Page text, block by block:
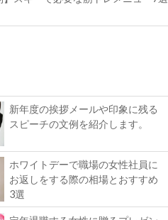
新年度の挨拶メールや印象に残る
スピーチの文例を紹介します。
ホワイトデーで職場の女性社員に
お返しをする際の相場とおすすめ
3選